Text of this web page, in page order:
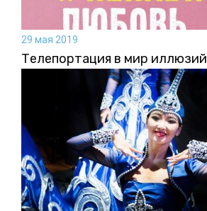
29 мая 2019
Телепортация в мир иллюзий